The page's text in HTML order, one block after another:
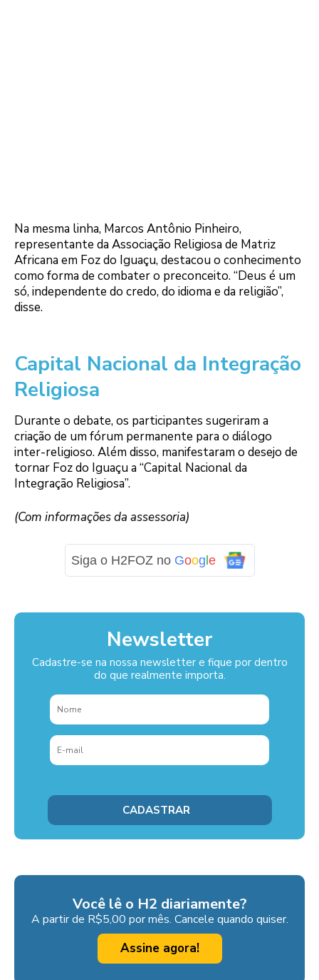
Na mesma linha, Marcos Antônio Pinheiro,
representante da Associação Religiosa de Matriz
Africana em Foz do Iguaçu, destacou o conhecimento
como forma de combater o preconceito. “Deus é um
só, independente do credo, do idioma e da religião”,
disse.
Capital Nacional da Integração
Religiosa
Durante o debate, os participantes sugeriram a
criação de um fórum permanente para o diálogo
inter-religioso. Além disso, manifestaram o desejo de
tornar Foz do Iguaçu a “Capital Nacional da
Integração Religiosa”.
(Com informações da assessoria)
Siga o H2FOZ no Google
Newsletter
Cadastre-se na nossa newsletter e fique por dentro
do que realmente importa.
Você lê o H2 diariamente?
A partir de R$5,00 por mês. Cancele quando quiser.
Assine agora!